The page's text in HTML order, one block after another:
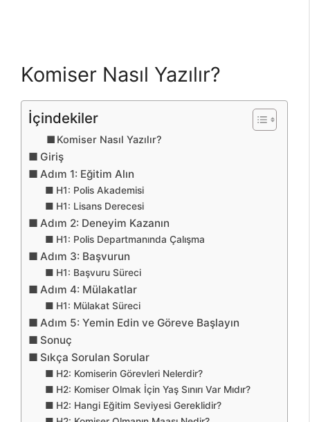
Komiser Nasıl Yazılır?
İçindekiler
Komiser Nasıl Yazılır?
Giriş
Adım 1: Eğitim Alın
H1: Polis Akademisi
H1: Lisans Derecesi
Adım 2: Deneyim Kazanın
H1: Polis Departmanında Çalışma
Adım 3: Başvurun
H1: Başvuru Süreci
Adım 4: Mülakatlar
H1: Mülakat Süreci
Adım 5: Yemin Edin ve Göreve Başlayın
Sonuç
Sıkça Sorulan Sorular
H2: Komiserin Görevleri Nelerdir?
H2: Komiser Olmak İçin Yaş Sınırı Var Mıdır?
H2: Hangi Eğitim Seviyesi Gereklidir?